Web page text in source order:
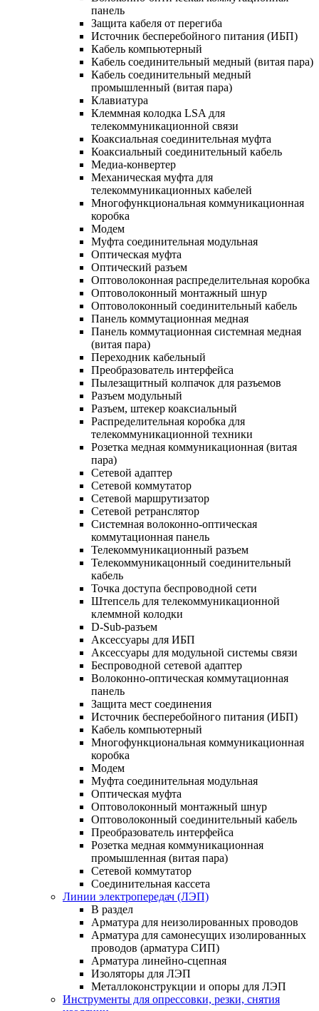
панель
Защита кабеля от перегиба
Источник бесперебойного питания (ИБП)
Кабель компьютерный
Кабель соединительный медный (витая пара)
Кабель соединительный медный
промышленный (витая пара)
Клавиатура
Клеммная колодка LSA для
телекоммуникационной связи
Коаксиальная соединительная муфта
Коаксиальный соединительный кабель
Медиа-конвертер
Механическая муфта для
телекоммуникационных кабелей
Многофункциональная коммуникационная
коробка
Модем
Муфта соединительная модульная
Оптическая муфта
Оптический разъем
Оптоволоконная распределительная коробка
Оптоволоконный монтажный шнур
Оптоволоконный соединительный кабель
Панель коммутационная медная
Панель коммутационная системная медная
(витая пара)
Переходник кабельный
Преобразователь интерфейса
Пылезащитный колпачок для разъемов
Разъем модульный
Разъем, штекер коаксиальный
Распределительная коробка для
телекоммуникационной техники
Розетка медная коммуникационная (витая
пара)
Сетевой адаптер
Сетевой коммутатор
Сетевой маршрутизатор
Сетевой ретранслятор
Системная волоконно-оптическая
коммутационная панель
Телекоммуникационный разъем
Телекоммуникацонный соединительный
кабель
Точка доступа беспроводной сети
Штепсель для телекоммуникационной
клеммной колодки
D-Sub-разъем
Аксессуары для ИБП
Аксессуары для модульной системы связи
Беспроводной сетевой адаптер
Волоконно-оптическая коммутационная
панель
Защита мест соединения
Источник бесперебойного питания (ИБП)
Кабель компьютерный
Многофункциональная коммуникационная
коробка
Модем
Муфта соединительная модульная
Оптическая муфта
Оптоволоконный монтажный шнур
Оптоволоконный соединительный кабель
Преобразователь интерфейса
Розетка медная коммуникационная
промышленная (витая пара)
Сетевой коммутатор
Соединительная кассета
Линии электропередач (ЛЭП)
В раздел
Арматура для неизолированных проводов
Арматура для самонесущих изолированных
проводов (арматура СИП)
Арматура линейно-сцепная
Изоляторы для ЛЭП
Металлоконструкции и опоры для ЛЭП
Инструменты для опрессовки, резки, снятия